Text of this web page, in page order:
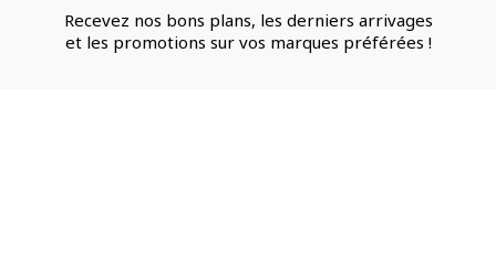
Recevez nos bons plans, les derniers arrivages
et les promotions sur vos marques préférées !